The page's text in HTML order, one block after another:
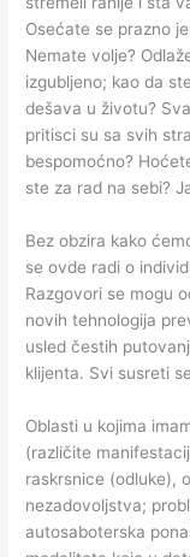
Osećate se prazno
Nemate volje?
izgubljeno; kao da
dešava u životu?
pritisci su sa svih
bespomoćno?
ste za rad na sebi?
Bez obzira kako
se ovde radi o
Razgovori se mogu
novih tehnologija
usled čestih
klijenta. Svi susreti
Oblasti u kojima
(različite
raskrsnice (odluke),
nezadovoljstva;
autosaboterska